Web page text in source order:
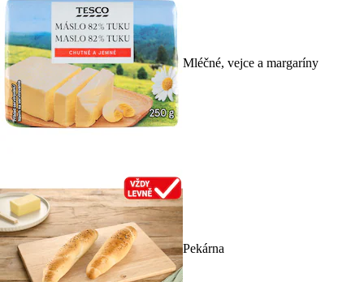
Mléčné, vejce a margaríny
Pekárna